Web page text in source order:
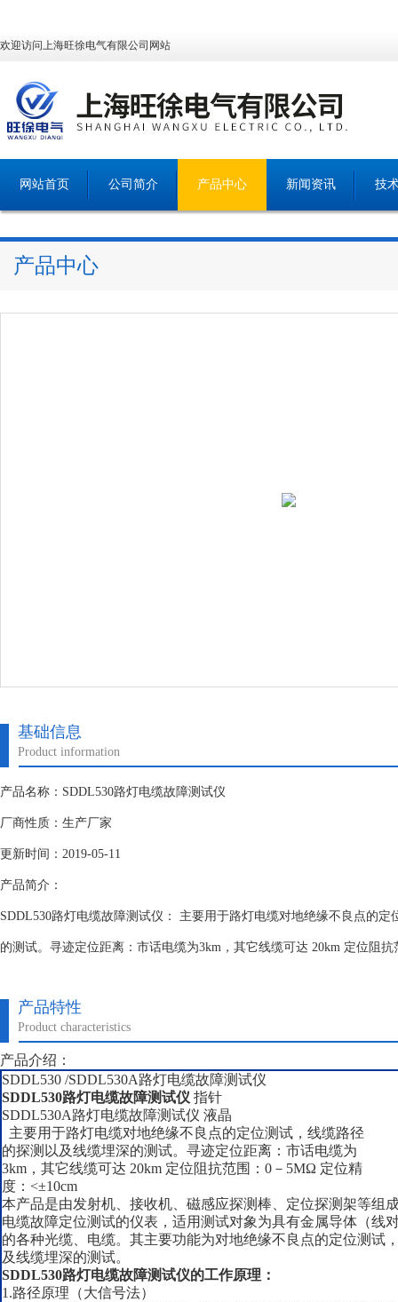
欢迎访问上海旺徐电气有限公司网站
网站首页 公司简介 产品中心 新闻资讯 技
产品中心
基础信息
Product information
产品名称：SDDL530路灯电缆故障测试仪
厂商性质：生产厂家
更新时间：2019-05-11
产品简介：
SDDL530路灯电缆故障测试仪： 主要用于路灯电缆对地绝缘不良点的
的测试。寻迹定位距离：市话电缆为3km，其它线缆可达 20km 定位阻
产品特性
Product characteristics
产品介绍：
SDDL530 /SDDL530A路灯电缆故障测试仪
SDDL530路灯电缆故障测试仪 指针
SDDL530A路灯电缆故障测试仪 液晶
主要用于路灯电缆对地绝缘不良点的定位测试，线缆路径
的探测以及线缆埋深的测试。寻迹定位距离：市话电缆为
3km，其它线缆可达 20km 定位阻抗范围：0－5MΩ 定位精
度：<±10cm
本产品是由发射机、接收机、磁感应探测棒、定位探测架等组
电缆故障定位测试的仪表，适用测试对象为具有金属导体（线
的各种光缆、电缆。其主要功能为对地绝缘不良点的定位测试
及线缆埋深的测试。
SDDL530路灯电缆故障测试仪的工作原理：
1.路径原理（大信号法）